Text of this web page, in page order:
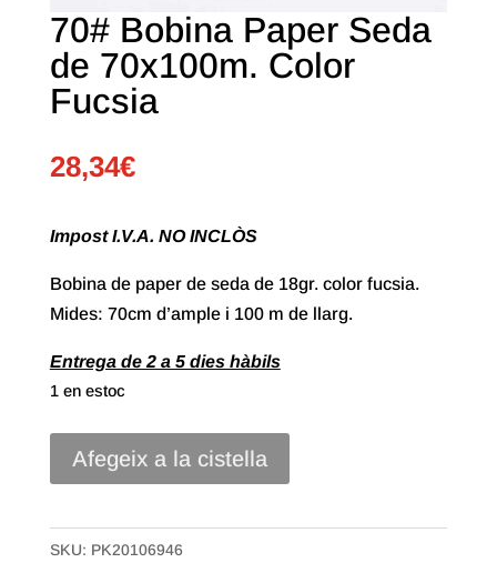
70# Bobina Paper Seda
de 70x100m. Color
Fucsia
28,34€
Impost I.V.A. NO INCLÒS
Bobina de paper de seda de 18gr. color fucsia.
Mides: 70cm d’ample i 100 m de llarg.
Entrega de 2 a 5 dies hàbils
1 en estoc
quantitat
Afegeix a la cistella
SKU: PK20106946